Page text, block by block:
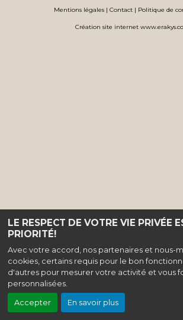
LE RESPECT DE VOTRE VIE PRIVÉE
PRIORITÉ!
Avec votre accord, nos partenaires et nous-
cookies, certains requis pour le bon
d'autres pour mesurer votre activité et vous
personnalisées.
Accepter En savoir plus
Mentions légales| Contact| Politique de
Création site internet